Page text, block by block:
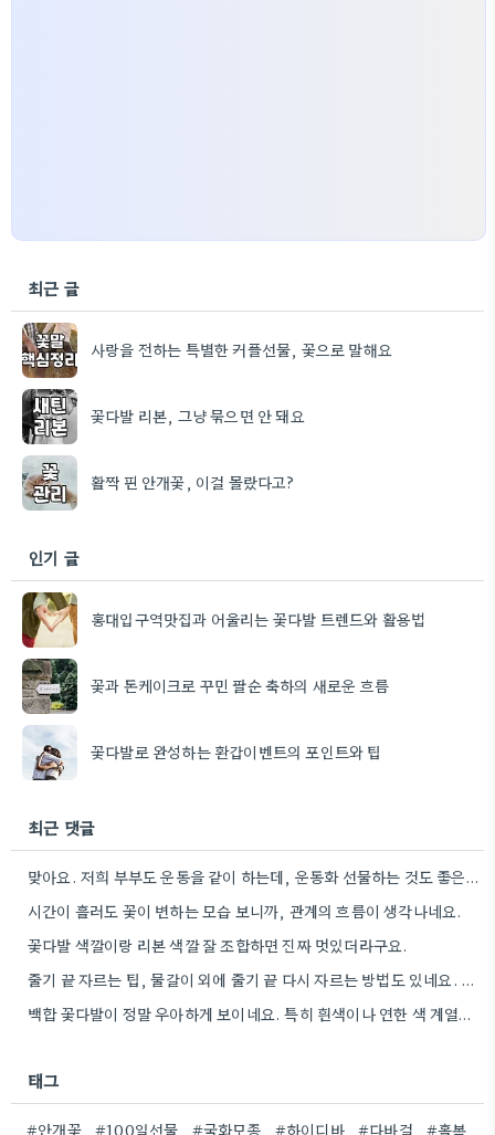
최근 글
사랑을 전하는 특별한 커플선물, 꽃으로 말해요
꽃다발 리본, 그냥 묶으면 안 돼요
활짝 핀 안개꽃, 이걸 몰랐다고?
인기 글
홍대입구역맛집과 어울리는 꽃다발 트렌드와 활용법
꽃과 돈케이크로 꾸민 팔순 축하의 새로운 흐름
꽃다발로 완성하는 환갑이벤트의 포인트와 팁
최근 댓글
맞아요. 저희 부부도 운동을 같이 하는데, 운동화 선물하는 것도 좋은 생각이었네요. 꽃과 함께라면 더 센스…
시간이 흘러도 꽃이 변하는 모습 보니까, 관계의 흐름이 생각나네요.
꽃다발 색깔이랑 리본 색깔 잘 조합하면 진짜 멋있더라구요.
줄기 끝 자르는 팁, 물갈이 외에 줄기 끝 다시 자르는 방법도 있네요. 그거 완전 꿀팁인…
백합 꽃다발이 정말 우아하게 보이네요. 특히 흰색이나 연한 색 계열이 안전한 선택인 것 같아요.
태그
#안개꽃 #100일선물 #국화모종 #하이디바 #다바걸 #홀복